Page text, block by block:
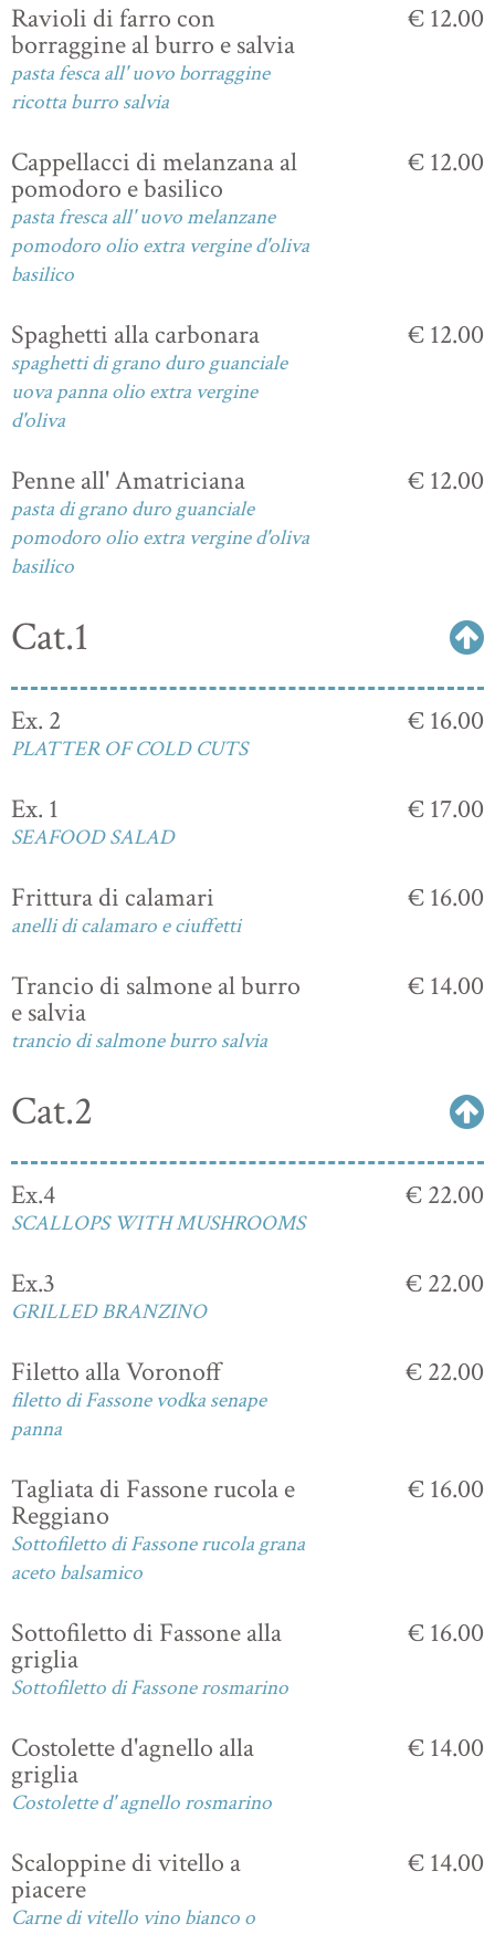
Ravioli di farro con
borraggine al burro e salvia
pasta fesca all' uovo borraggine
ricotta burro salvia
€ 12.00
Cappellacci di melanzana al
pomodoro e basilico
pasta fresca all' uovo melanzane
pomodoro olio extra vergine d'oliva
basilico
€ 12.00
Spaghetti alla carbonara
spaghetti di grano duro guanciale
uova panna olio extra vergine
d'oliva
€ 12.00
Penne all' Amatriciana
pasta di grano duro guanciale
pomodoro olio extra vergine d'oliva
basilico
€ 12.00
Cat.1
Ex. 2
PLATTER OF COLD CUTS
€ 16.00
Ex. 1
SEAFOOD SALAD
€ 17.00
Frittura di calamari
anelli di calamaro e ciuffetti
€ 16.00
Trancio di salmone al burro
e salvia
trancio di salmone burro salvia
€ 14.00
Cat.2
Ex.4
SCALLOPS WITH MUSHROOMS
€ 22.00
Ex.3
GRILLED BRANZINO
€ 22.00
Filetto alla Voronoff
filetto di Fassone vodka senape
panna
€ 22.00
Tagliata di Fassone rucola e
Reggiano
Sottofiletto di Fassone rucola grana
aceto balsamico
€ 16.00
Sottofiletto di Fassone alla
griglia
Sottofiletto di Fassone rosmarino
€ 16.00
Costolette d'agnello alla
griglia
Costolette d' agnello rosmarino
€ 14.00
Scaloppine di vitello a
piacere
Carne di vitello vino bianco o
€ 14.00